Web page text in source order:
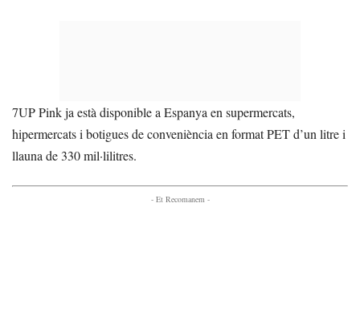
7UP Pink ja està disponible a Espanya en supermercats,
hipermercats i botigues de conveniència en format PET d’un litre i
llauna de 330 mil·lilitres.
- Et Recomanem -